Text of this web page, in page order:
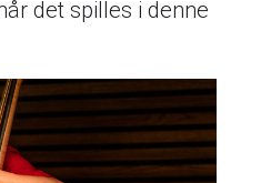
det spilles i denne